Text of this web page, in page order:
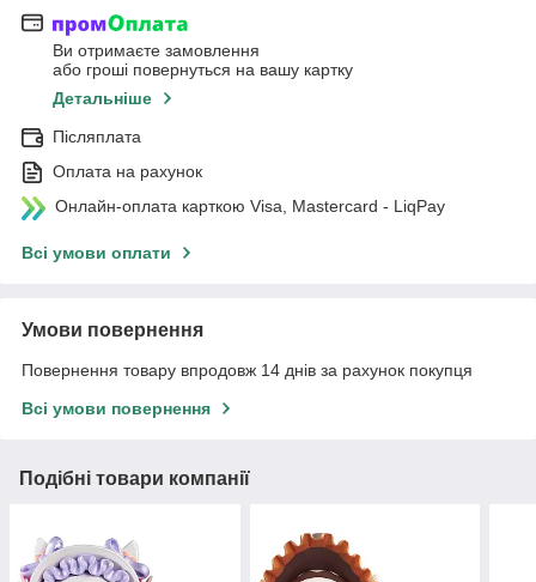
Ви отримаєте замовлення
або гроші повернуться на вашу картку
Детальніше
Післяплата
Оплата на рахунок
Онлайн-оплата карткою Visa, Mastercard - LiqPay
Всі умови оплати
Умови повернення
Повернення товару впродовж 14 днів за рахунок покупця
Всі умови повернення
Подібні товари компанії